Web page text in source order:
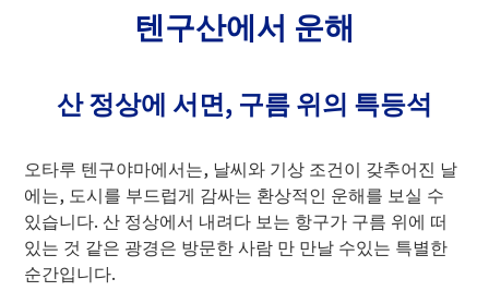
텐구산에서 운해
산 정상에 서면, 구름 위의 특등석
오타루 텐구야마에서는, 날씨와 기상 조건이 갖추어진 날
에는, 도시를 부드럽게 감싸는 환상적인 운해를 보실 수
있습니다. 산 정상에서 내려다 보는 항구가 구름 위에 떠
있는 것 같은 광경은 방문한 사람 만 만날 수있는 특별한
순간입니다.